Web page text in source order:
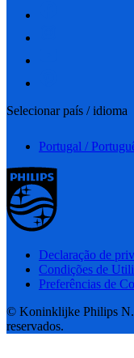
Selecionar país / idioma
Portugal /
Declaração de
Condições de
Preferências de
© Koninklijke Philips
reservados.